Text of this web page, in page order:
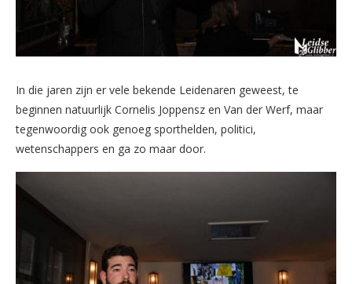
In die jaren zijn er vele bekende Leidenaren geweest, te
beginnen natuurlijk Cornelis Joppensz en Van der Werf, maar
tegenwoordig ook genoeg sporthelden, politici,
wetenschappers en ga zo maar door.